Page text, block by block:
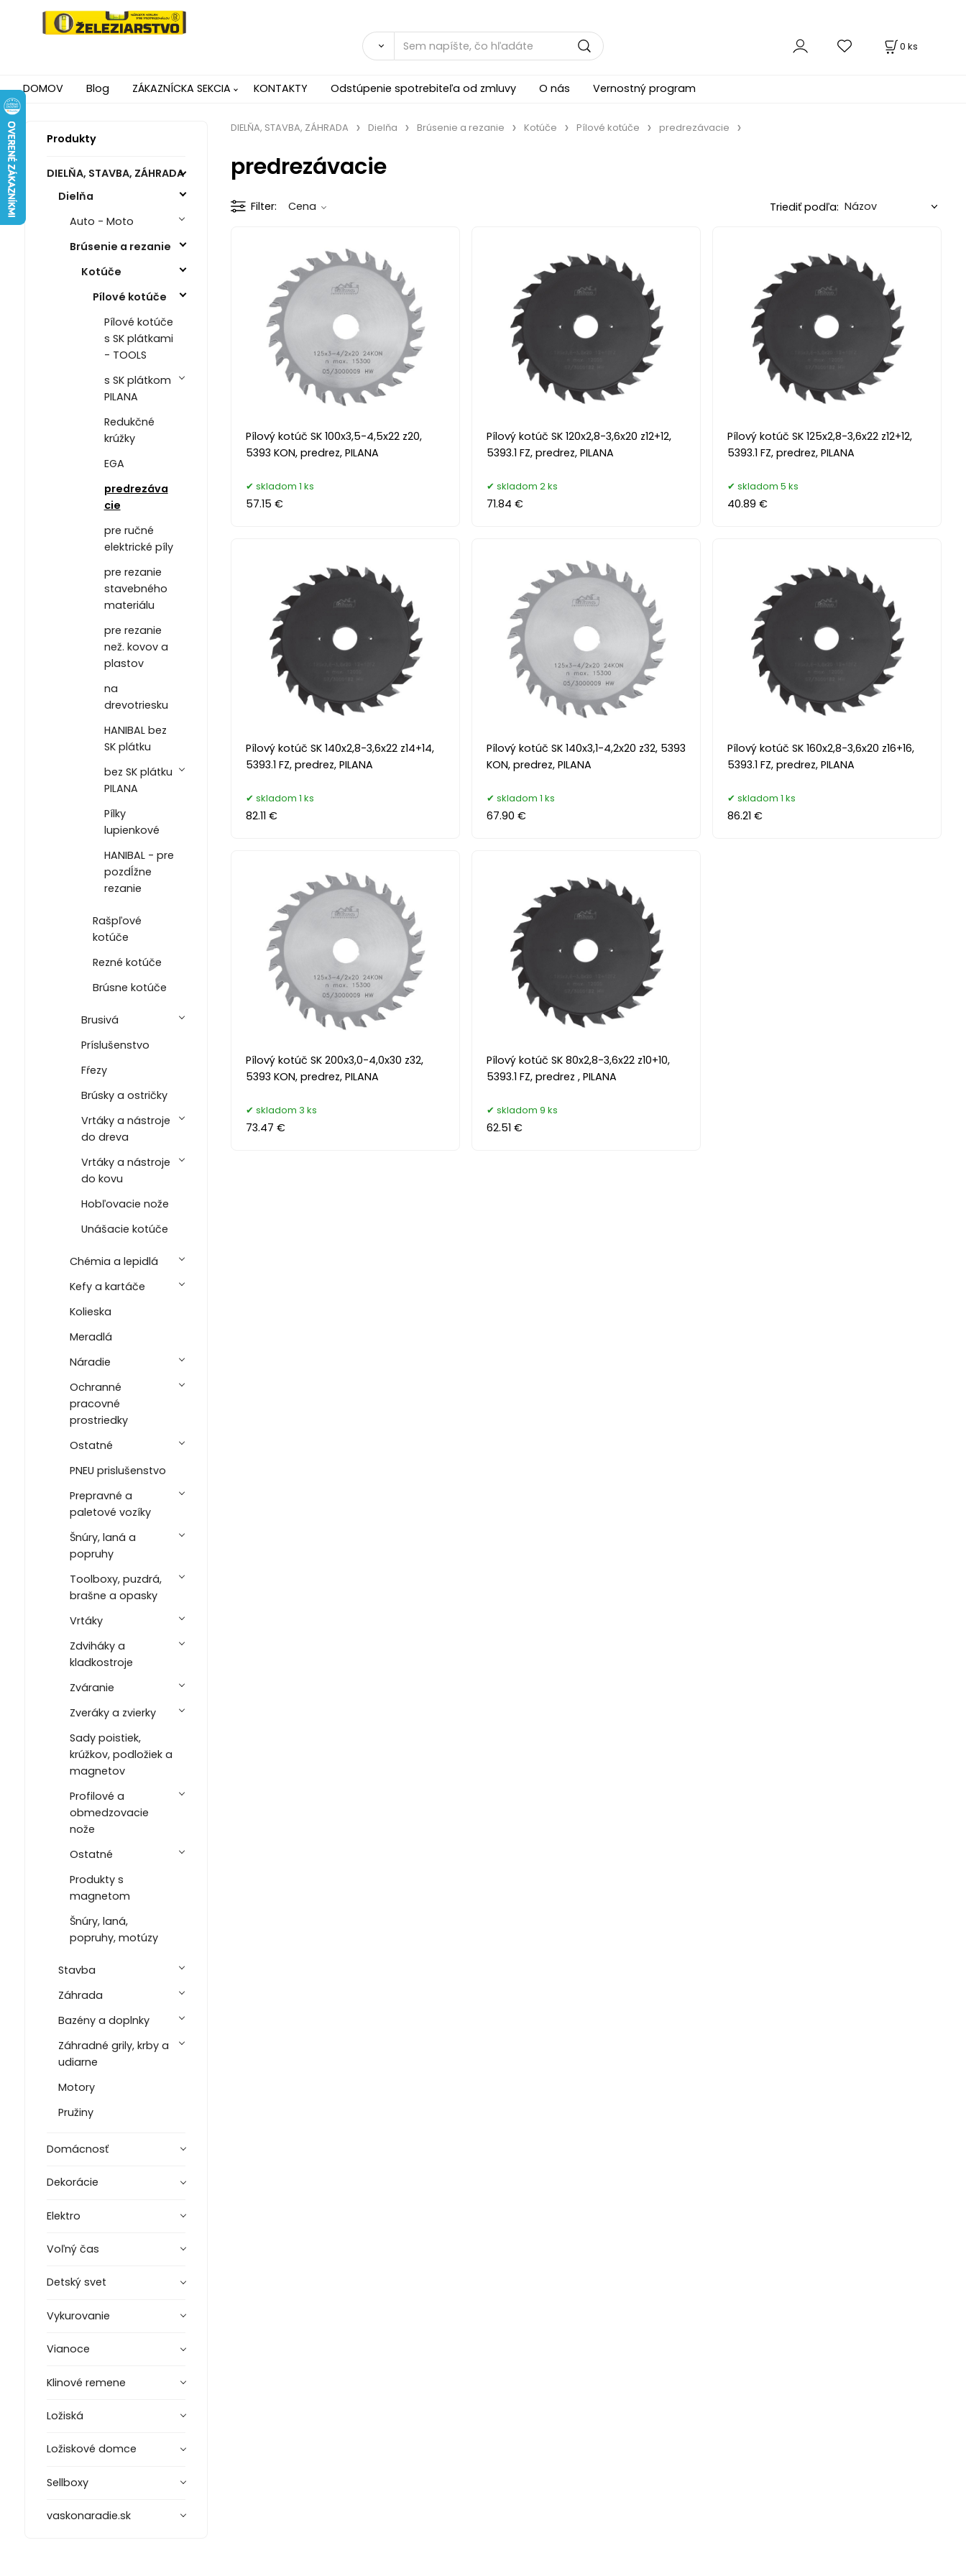
0 ks
DOMOV Blog ZÁKAZNÍCKA SEKCIA KONTAKTY Odstúpenie spotrebiteľa od zmluvy O nás Vernostný program
Produkty
DIELŇA, STAVBA, ZÁHRADA
Dielňa
Auto - Moto
Brúsenie a rezanie
Kotúče
Pílové kotúče
Pílové kotúče
s SK plátkami
- TOOLS
s SK plátkom
PILANA
Redukčné
krúžky
EGA
predrezáva
cie
pre ručné
elektrické píly
pre rezanie
stavebného
materiálu
pre rezanie
než. kovov a
plastov
na
drevotriesku
HANIBAL bez
SK plátku
bez SK plátku
PILANA
Pílky
lupienkové
HANIBAL - pre
pozdĺžne
rezanie
Rašpľové
kotúče
Rezné kotúče
Brúsne kotúče
Brusivá
Príslušenstvo
Fŕezy
Brúsky a ostričky
Vrtáky a nástroje
do dreva
Vrtáky a nástroje
do kovu
Hobľovacie nože
Unášacie kotúče
Chémia a lepidlá
Kefy a kartáče
Kolieska
Meradlá
Náradie
Ochranné
pracovné
prostriedky
Ostatné
PNEU prislušenstvo
Prepravné a
paletové vozíky
Šnúry, laná a
popruhy
Toolboxy, puzdrá,
brašne a opasky
Vrtáky
Zdviháky a
kladkostroje
Zváranie
Zveráky a zvierky
Sady poistiek,
krúžkov, podložiek a
magnetov
Profilové a
obmedzovacie
nože
Ostatné
Produkty s
magnetom
Šnúry, laná,
popruhy, motúzy
Stavba
Záhrada
Bazény a doplnky
Záhradné grily, krby a
udiarne
Motory
Pružiny
Domácnosť
Dekorácie
Elektro
Voľný čas
Detský svet
Vykurovanie
Vianoce
Klinové remene
Ložiská
Ložiskové domce
Sellboxy
vaskonaradie.sk
DIELŇA, STAVBA, ZÁHRADA Dielňa Brúsenie a rezanie Kotúče Pílové kotúče predrezávacie
predrezávacie
Filter Cena Triediť podľa:
Pílový kotúč SK 100x3,5-4,5x22 z20,
5393 KON, predrez, PILANA
skladom 1 ks
57.15 €
Pílový kotúč SK 120x2,8-3,6x20 z12+12,
5393.1 FZ, predrez, PILANA
skladom 2 ks
71.84 €
Pílový kotúč SK 125x2,8-3,6x22 z12+12,
5393.1 FZ, predrez, PILANA
skladom 5 ks
40.89 €
Pílový kotúč SK 140x2,8-3,6x22 z14+14,
5393.1 FZ, predrez, PILANA
skladom 1 ks
82.11 €
Pílový kotúč SK 140x3,1-4,2x20 z32, 5393
KON, predrez, PILANA
skladom 1 ks
67.90 €
Pílový kotúč SK 160x2,8-3,6x20 z16+16,
5393.1 FZ, predrez, PILANA
skladom 1 ks
86.21 €
Pílový kotúč SK 200x3,0-4,0x30 z32,
5393 KON, predrez, PILANA
skladom 3 ks
73.47 €
Pílový kotúč SK 80x2,8-3,6x22 z10+10,
5393.1 FZ, predrez , PILANA
skladom 9 ks
62.51 €